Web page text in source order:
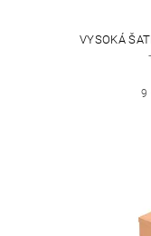
VYSOKÁ
9